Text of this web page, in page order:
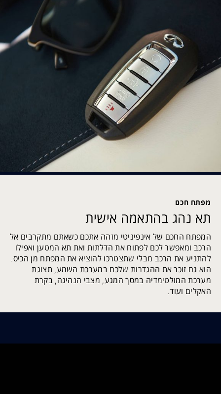
מפתח חכם
תא נהג בהתאמה אישית
המפתח החכם של אינפיניטי מזהה אתכם כשאתם מתקרבים אל
הרכב ומאפשר לכם לפתוח את הדלתות ואת תא המטען ואפילו
להתניע את הרכב מבלי שתצטרכו להוציא את המפתח מן הכיס.
הוא גם זוכר את ההגדרות שלכם במערכת השמע, תצוגת
מערכת המולטימדיה במסך המגע, מצבי הנהיגה, בקרת
האקלים ועוד.